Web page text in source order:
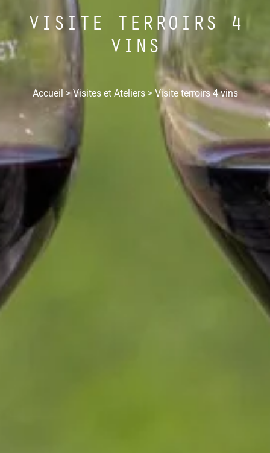
Accueil >Visites et Ateliers> Visite terroirs 4 vins
VISITE TERROIRS 4
VINS